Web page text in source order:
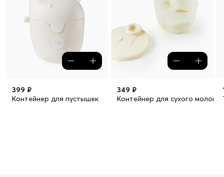
399 ₽
Контейнер для пустышек
349 ₽
Контейнер для сухого